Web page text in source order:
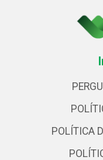
POLÍTICA